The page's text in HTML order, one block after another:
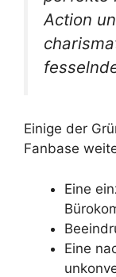
Action
Einige der
Fanbase
Eine
Eine